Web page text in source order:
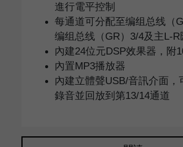
進行電平控制
每通道可分配至编组总线（
编组总线（GR）3/4及主L-R
內建24位元DSP效果器，附
內置MP3播放器
內建立體聲USB/音訊介面，
錄音並回放到第13/14通道